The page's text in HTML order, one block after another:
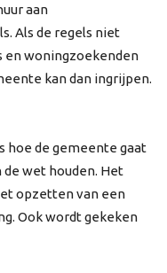
aan
Als de regels niet
en woningzoekenden
kan dan ingrijpen.
hoe de gemeente gaat
wet houden. Het
opzetten van een
Ook wordt gekeken